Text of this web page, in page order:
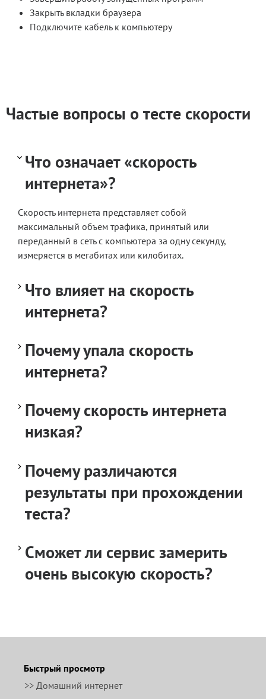
Закрыть вкладки браузера
Подключите кабель к компьютеру
Частые вопросы о тесте скорости
Что означает «скорость
интернета»?
Скорость интернета представляет собой
максимальный объем трафика, принятый или
переданный в сеть с компьютера за одну секунду,
измеряется в мегабитах или килобитах.
Что влияет на скорость
интернета?
Почему упала скорость
интернета?
Почему скорость интернета
низкая?
Почему различаются
результаты при прохождении
теста?
Сможет ли сервис замерить
очень высокую скорость?
Быстрый просмотр
>> Домашний интернет